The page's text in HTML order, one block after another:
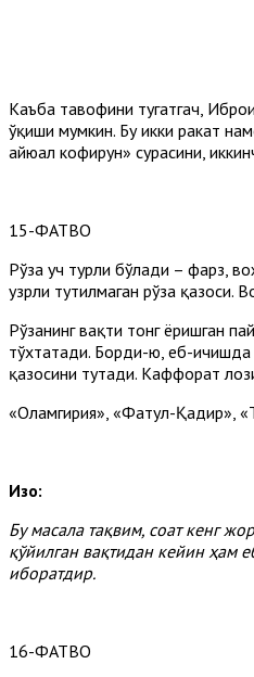
Каъба тавофини тугатгач,
ўқиши мумкин. Бу икки ракат
айюҳал кофирун» сурасини,
15-ФАТВО
Рўза уч турли бўлади – фарз,
узрли тутилмаган рўза қазоси.
Рўзанинг вақти тонг ёришган
тўхтатади. Борди-ю, еб-ичишда
қазосини тутади. Каффорат
«Оламгирия», «Фатҳул-Қадир»,
Изоҳ:
Бумасала тақвим, соаткенг
қўйилган вақтидан кейин ҳам
иборатдир.
16-ФАТВО